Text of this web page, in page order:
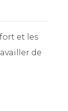
et les
de